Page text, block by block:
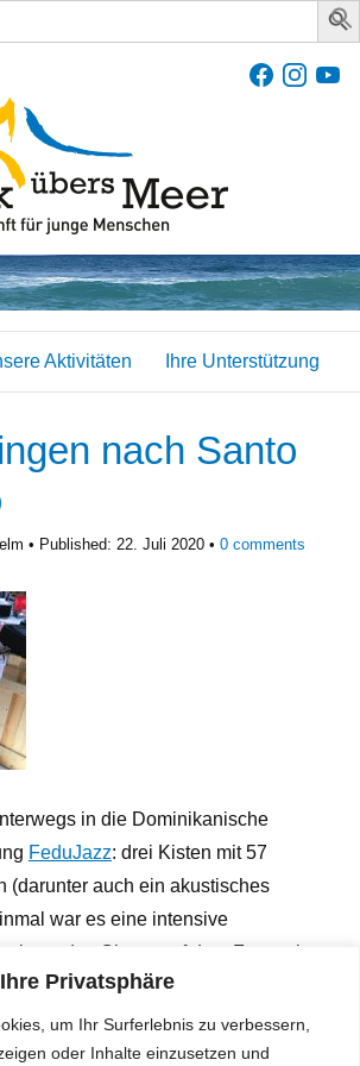
Privatsphäre
um Ihr Surferlebnis zu verbessern,
oder Inhalte einzusetzen und
Aktivitäten Ihre Unterstützung
nach Santo
Published: 22. Juli 2020 0 comments
in die Dominikanische
FeduJazz: drei Kisten mit 57
(darunter auch ein akustisches
war es eine intensive
es das Chaos auf dem Foto zeigt….
immer wieder jemanden, der geholfen
lösen und/oder tatkräftig anzupacken.
es aufFacebook .